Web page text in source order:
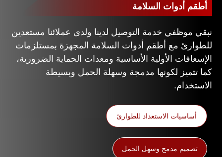
أطقم أدوات السلامة
نبقي موظفي خدمة التوصيل لدينا ولدى عملائنا مستعدين
للطوارئ مع أطقم أدوات السلامة المجهزة بمستلزمات
الإسعافات الأولية الأساسية ومعدات الحماية الضرورية،
كما تتميز لكونها مدمجة وسهلة الحمل وبسيطة
الاستخدام.
أساسيات الاستعداد للطوارئ
تصميم مدمج وسهل الحمل